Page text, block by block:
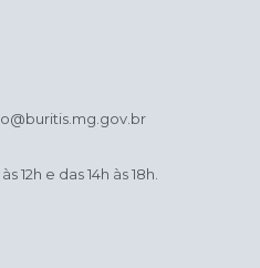
12h e das 14h às 18h.